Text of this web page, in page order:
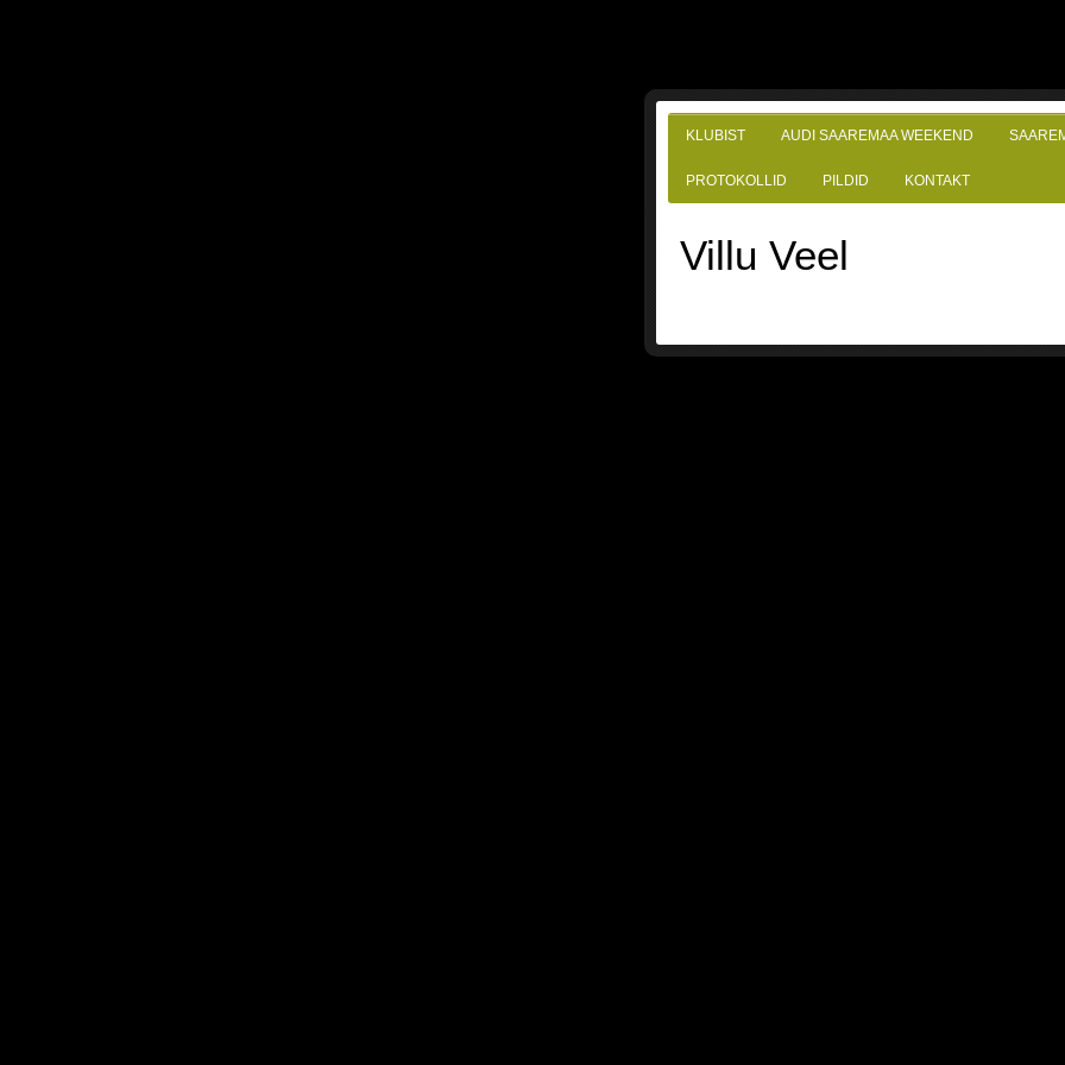
KLUBIST AUDI SAAREMAA WEEKEND
PROTOKOLLID PILDID KONTAKT
Villu Veel